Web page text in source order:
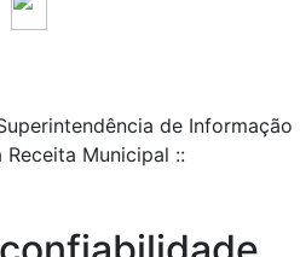
de Informação
Municipal ::